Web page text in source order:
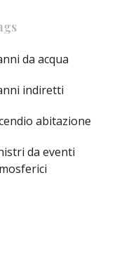
da acqua
indiretti
abitazione
da eventi